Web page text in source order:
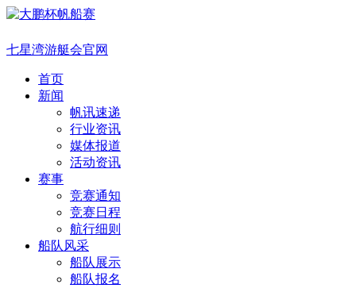
七星湾游艇会官网
首页
新闻
帆讯速递
行业资讯
媒体报道
活动资讯
赛事
竞赛通知
竞赛日程
航行细则
船队风采
船队展示
船队报名